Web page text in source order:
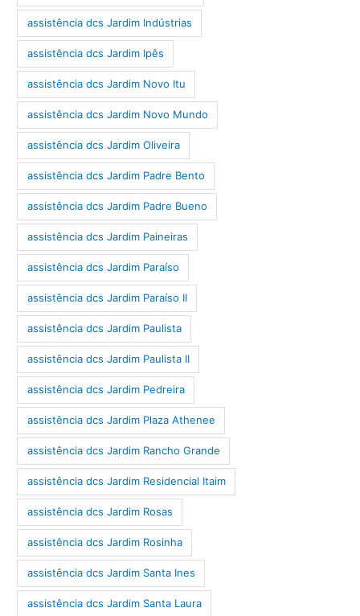
assistência dcs Jardim Indústrias
assistência dcs Jardim Ipês
assistência dcs Jardim Novo Itu
assistência dcs Jardim Novo Mundo
assistência dcs Jardim Oliveira
assistência dcs Jardim Padre Bento
assistência dcs Jardim Padre Bueno
assistência dcs Jardim Paineiras
assistência dcs Jardim Paraíso
assistência dcs Jardim Paraíso II
assistência dcs Jardim Paulista
assistência dcs Jardim Paulista II
assistência dcs Jardim Pedreira
assistência dcs Jardim Plaza Athenee
assistência dcs Jardim Rancho Grande
assistência dcs Jardim Residencial Itaim
assistência dcs Jardim Rosas
assistência dcs Jardim Rosinha
assistência dcs Jardim Santa Ines
assistência dcs Jardim Santa Laura